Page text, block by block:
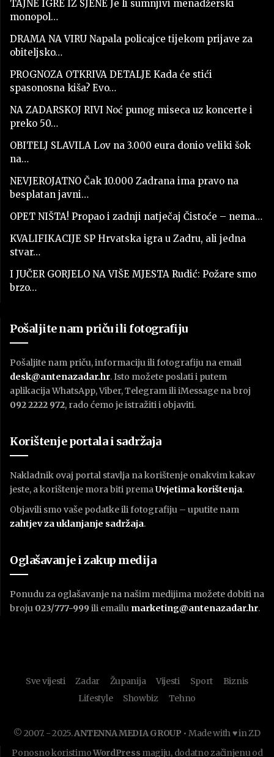
TAJNE IGRE IZ SJENE Je li sumnjivi menadžerski
monopol…
DRAMA NA VIRU Napala policajce tijekom prijave za
obiteljsko…
PROGNOZA OTKRIVA DETALJE Kada će stići
spasonosna kiša? Evo…
NA ZADARSKOJ RIVI Noć punog miseca uz koncerte i
preko 50…
OBITELJ SLAVILA Lov na 3.000 eura donio veliki šok
na…
NEVJEROJATNO Čak 10.000 Zadrana ima pravo na
besplatan javni…
OPET NIŠTA! Propao i zadnji natječaj Čistoće – nema…
KVALIFIKACIJE SP Hrvatska igra u Zadru, ali jedna
stvar…
I JUČER GORJELO NA VIŠE MJESTA Rudić: Požare smo
brzo…
Pošaljite nam priču ili fotografiju
Pošaljite nam priču, informaciju ili fotografiju na email
desk@antenazadar.hr. Isto možete poslati i putem
aplikacija WhatsApp, Viber, Telegram ili iMessage na broj
092 2222 972, rado ćemo je istražiti i objaviti.
Korištenje portala i sadržaja
Nakladnik ovaj portal stavlja na korištenje onakvim kakav
jeste, a korištenje mora biti premaUvjetima korištenja.
Objavili smo vaše podatke ili fotografiju – uputite nam
zahtjev za uklanjanje sadržaja.
Oglašavanje i zakup medija
Ponudu za oglašavanje na našim medijima možete dobiti na
broju 023/777-999 ili emailu marketing@antenazadar.hr.
Sve vijesti Zadar Županija Vijesti Sport
Biznis
Lifestyle
Showbiz Tehno
© 2007. - 2025.ANTENNA MEDIA GROUP • Made with ♥ in ZD
Ponosno koristimoWordPress magiju, dodatno začinjenu od